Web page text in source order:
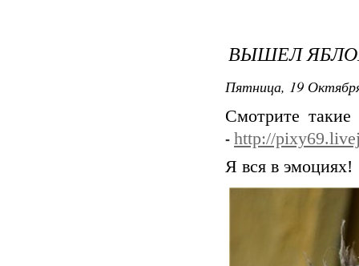
ВЫШЕЛ
Пятница, 19
Смотрите
- http://
Я вся в эмоциях!